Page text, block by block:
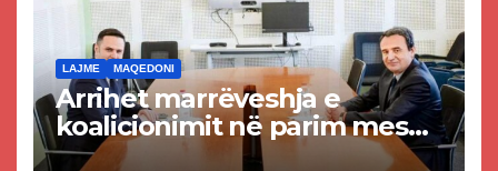
LAJME MAQEDONI
Arrihet marrëveshja e
koalicionimit në parim mes
Kurtit dhe Abdixhikut